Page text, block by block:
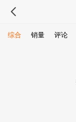
综合 销量 评论